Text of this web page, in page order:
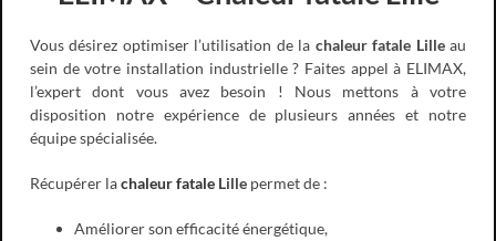
Vous désirez optimiser l’utilisation de la chaleur fatale Lilleau
sein de votre installation industrielle ? Faites appel à ELIMAX,
l’expert dont vous avez besoin ! Nous mettons à votre
disposition notre expérience de plusieurs années et notre
équipe spécialisée.
Récupérer lachaleur fatale Lille permet de :
Améliorer son efficacité énergétique,